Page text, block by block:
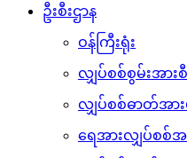
ဦးစီးဌာန
ဝန်ကြီးရုံး
လျှပ်စစ်စွမ်းအားစီ
လျှပ်စစ်ဓာတ်အား
ရေအားလျှပ်စစ်အ